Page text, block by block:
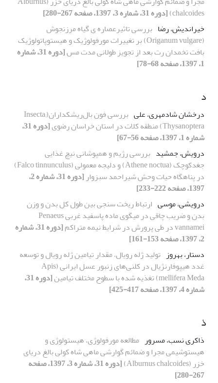
chalcoides) [دوره 31، شماره 3، 1397، صفحه 267-280]
خیراندیش، رضا بررسی تاثیرعصاره ی گیاه مرزنجوش
(Origanum vulgare) بر تغییرات مورفولوژیک و هیستوپاتولوژیک
بافت تخمدان رت بعد از تجویز طولانی مدت مس
[دوره 31، شماره
1، 1397، صفحه 68-78]
د
درخشان شادمهری، علی
بررسی فون بال‌ریشکداران(Insecta;
Thysanoptera) منطقه کلات در استان خراسان رضوی
[دوره 31،
شماره 1، 1397، صفحه 56-67]
درویش، جمشید بررسی رژیم و هم‏پوشانی نیچ غذایی
جغدکوچک (Athene noctua) و دلیجه معمولی (Falco tinnunculus)
در پناهگاه حیات وحش شیراحمد سبزوار
[دوره 31، شماره 2،
1397، صفحه 222-233]
درویشی، موسی ارتباط ریخت سنجی بین طول کل بدن و وزن
بدن و ضریب چاقی در میگوی ماده پاسفید غربی Penaeus
vannamei در طی پرورش در شرایط نیمه متراکم
[دوره 31، شماره
2، 1397، صفحه 153-161]
دستار، بهروز تولید ژله رویال، مقدار تیامین ژله رویال و توسعه
غدد هیپوفارنژیال در کلنی‌های زنبور عسل ایرانی (Apis
mellifera Meda) تغذیه شده با سطوح مختلف تیامین
[دوره 31،
شماره 4، 1397، صفحه 417-425]
ذ
ذاکری نسب، مسرور مطالعه مورفولوژی، هیستولوژی و
هیستوشیمی مجرا و ضمائم گوارشی ماهی شاه کولی بالغ دریای
خزر (Alburnus chalcoides)
[دوره 31، شماره 3، 1397، صفحه
267-280]